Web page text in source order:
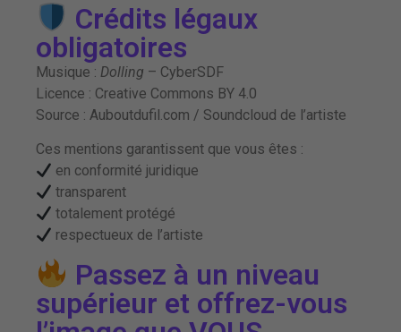
Crédits légaux
obligatoires
Musique : Dolling – CyberSDF
Licence : Creative Commons BY 4.0
Source : Auboutdufil.com / Soundcloud de l’artiste
Ces mentions garantissent que vous êtes :
en conformité juridique
transparent
totalement protégé
respectueux de l’artiste
Passez à un niveau
supérieur et offrez-vous